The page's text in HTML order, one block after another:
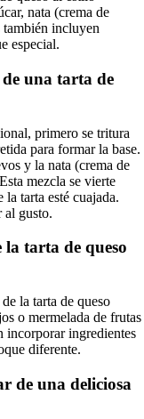
nata (crema de
también incluyen
especial.
una tarta de
primero se tritura
para formar la base.
y la nata (crema de
mezcla se vierte
la tarta esté cuajada.
al gusto.
la tarta de queso
la tarta de queso
o mermelada de frutas
incorporar ingredientes
diferente.
de una deliciosa